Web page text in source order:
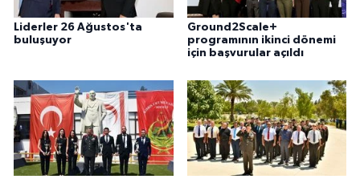
Liderler 26 Ağustos'ta
buluşuyor
Ground2Scale+
programının ikinci dönemi
için başvurular açıldı